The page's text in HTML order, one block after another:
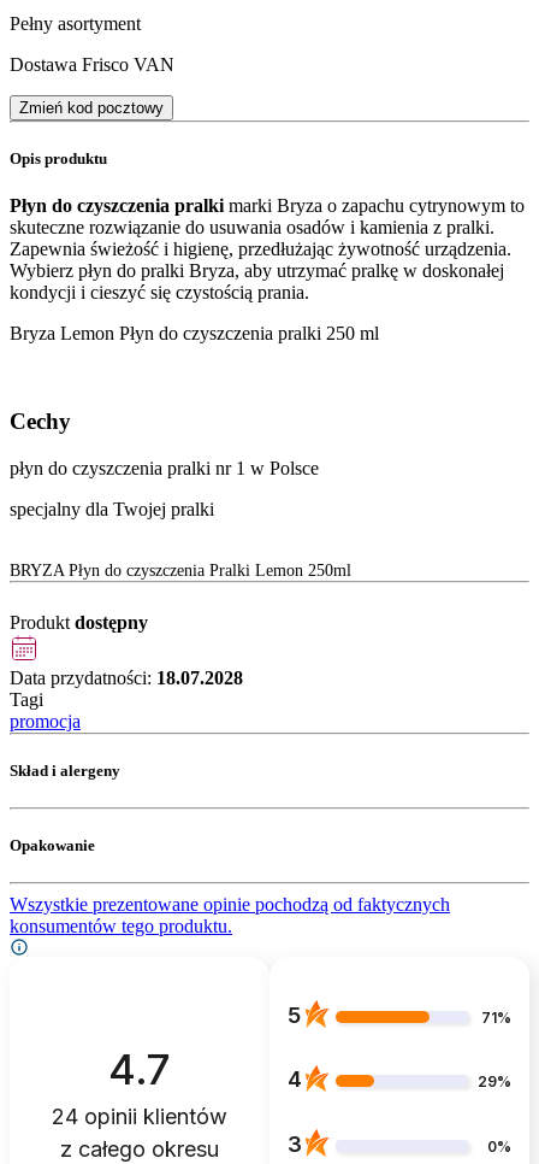
Pełny asortyment
Dostawa Frisco VAN
Zmień kod pocztowy
Opis produktu
Płyn do czyszczenia pralki marki Bryza o zapachu cytrynowym to
skuteczne rozwiązanie do usuwania osadów i kamienia z pralki.
Zapewnia świeżość i higienę, przedłużając żywotność urządzenia.
Wybierz płyn do pralki Bryza, aby utrzymać pralkę w doskonałej
kondycji i cieszyć się czystością prania.
Bryza Lemon Płyn do czyszczenia pralki 250 ml
Cechy
płyn do czyszczenia pralki nr 1 w Polsce
specjalny dla Twojej pralki
BRYZA Płyn do czyszczenia Pralki Lemon 250ml
Produkt dostępny
Data przydatności: 18.07.2028
Tagi
promocja
Skład i alergeny
Opakowanie
Wszystkie prezentowane opinie pochodzą od faktycznych
konsumentów tego produktu.
4.7
24 opinii klientów
z całego okresu
5 71%
4 29%
3 0%